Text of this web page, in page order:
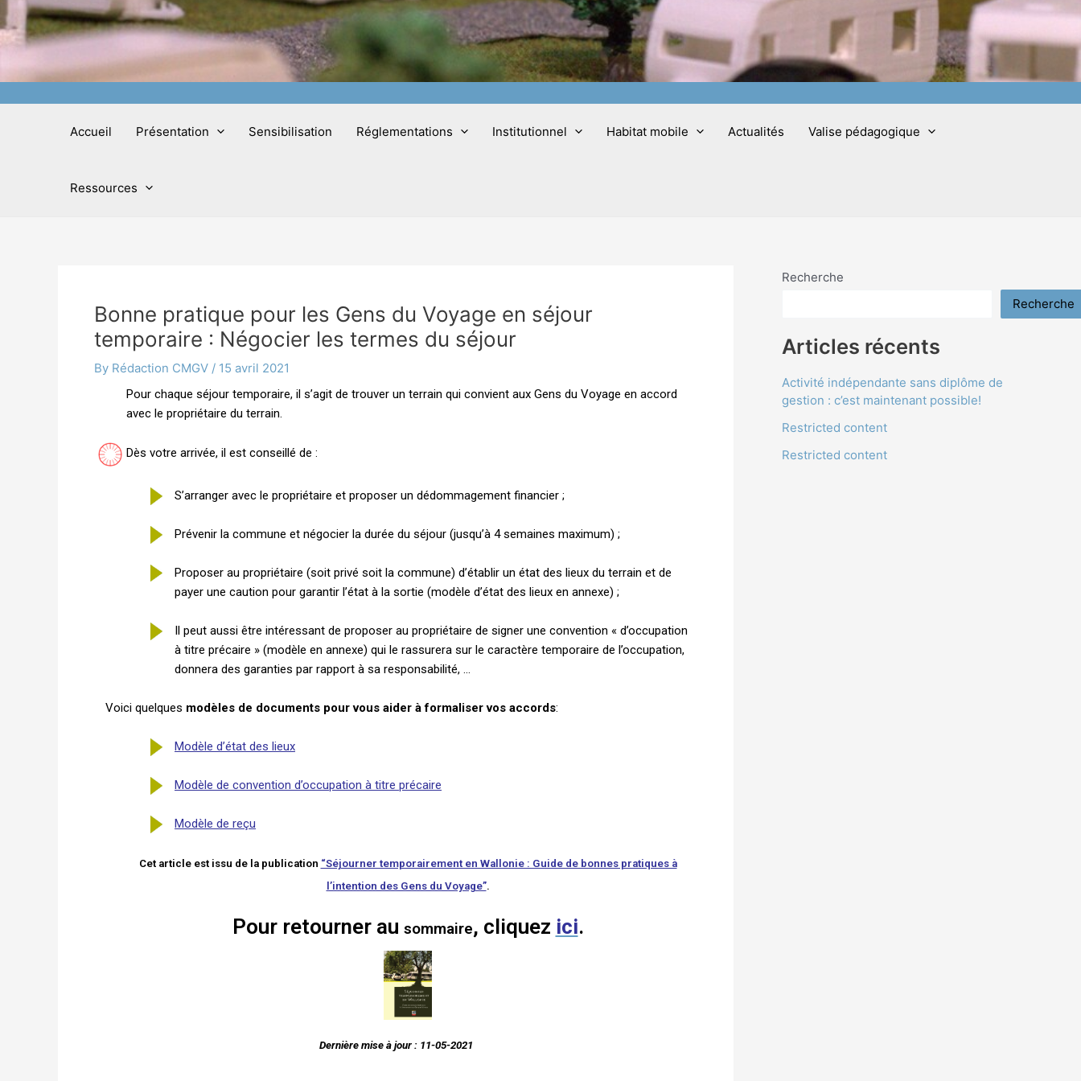
Accueil Présentation Sensibilisation Réglementations Institutionnel Habitat mobile Actualités Valise pédagogique
Ressources
Bonne pratique pour les Gens du Voyage en séjour
temporaire : Négocier les termes du séjour
By Rédaction CMGV / 15 avril 2021
Pour chaque séjour temporaire, il s’agit de trouver un terrain qui convient aux Gens du Voyage en accord
avec le propriétaire du terrain.
Dès votre arrivée, il est conseillé de :
S’arranger avec le propriétaire et proposer un dédommagement financier ;
Prévenir la commune et négocier la durée du séjour (jusqu’à 4 semaines maximum) ;
Proposer au propriétaire (soit privé soit la commune) d’établir un état des lieux du terrain et de
payer une caution pour garantir l’état à la sortie (modèle d’état des lieux en annexe) ;
Il peut aussi être intéressant de proposer au propriétaire de signer une convention « d’occupation
à titre précaire » (modèle en annexe) qui le rassurera sur le caractère temporaire de l’occupation,
donnera des garanties par rapport à sa responsabilité, …
Voici quelques modèles de documents pour vous aider à formaliser vos accords:
Modèle d’état des lieux
Modèle de convention d’occupation à titre précaire
Modèle de reçu
Cet article est issu de la publication “Séjourner temporairement en Wallonie : Guide de bonnes pratiques à
l’intention des Gens du Voyage”.
Pour retourner au sommaire, cliquez ici.
Dernière mise à jour : 11-05-2021
Recherche
Recherche
Articles récents
Activité indépendante sans diplôme de
gestion : c’est maintenant possible!
Restricted content
Restricted content